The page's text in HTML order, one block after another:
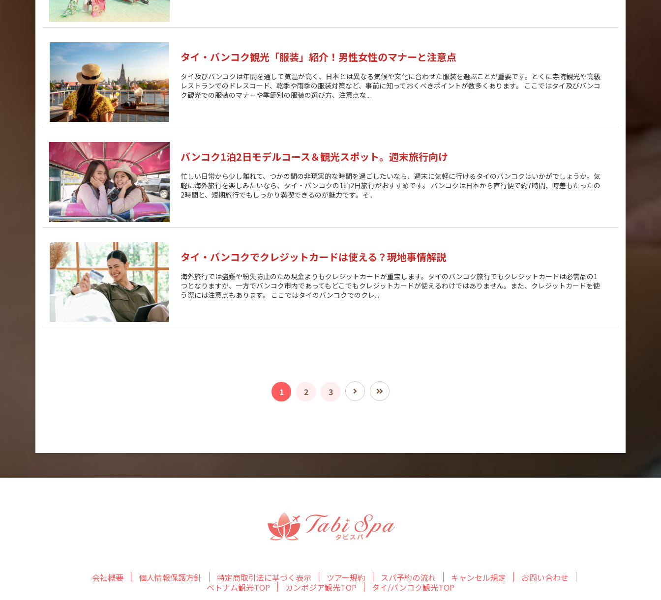
タイ・バンコク観光「服装」紹介！男性女性のマナーと注意点
タイ及びバンコクは年間を通して気温が高く、日本とは異なる気候や文化に合わせた服装を選ぶことが重要です。とくに寺院観光や高級
レストランでのドレスコード、乾季や雨季の服装対策など、事前に知っておくべきポイントが数多くあります。 ここではタイ及びバンコ
ク観光での服装のマナーや季節別の服装の選び方、注意点な...
バンコク1泊2日モデルコース＆観光スポット。週末旅行向け
忙しい日常から少し離れて、つかの間の非現実的な時間を過ごしたいなら、週末に気軽に行けるタイのバンコクはいかがでしょうか。気
軽に海外旅行を楽しみたいなら、タイ・バンコクの1泊2日旅行がおすすめです。 バンコクは日本から直行便で約7時間、時差もたったの
2時間と、短期旅行でもしっかり満喫できるのが魅力です。そ...
タイ・バンコクでクレジットカードは使える？現地事情解説
海外旅行では盗難や紛失防止のため現金よりもクレジットカードが重宝します。タイのバンコク旅行でもクレジットカードは必需品の1
つとなりますが、一方でバンコク市内であってもどこでもクレジットカードが使えるわけではありません。また、クレジットカードを使
う際には注意点もあります。 ここではタイのバンコクでのクレ...
1 2 3
会社概要 個人情報保護方針 特定商取引法に基づく表示 ツアー規約 スパ予約の流れ キャンセル規定
お問い合わせ
ベトナム観光TOP
カンボジア観光TOP タイ/バンコク観光TOP